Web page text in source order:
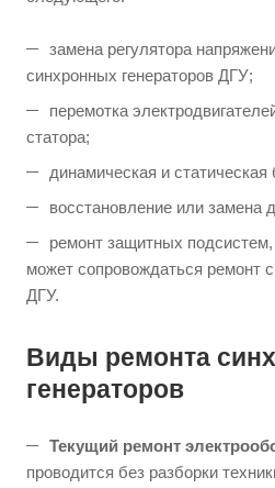
замена регулятора
синхронных генераторов ДГУ;
перемотка
статора;
динамическая и статическая
восстановление или замена
ремонт защитных
может сопровождаться ремонт
ДГУ.
Виды ремонта
генераторов
Текущий ремонт
проводится без разборки